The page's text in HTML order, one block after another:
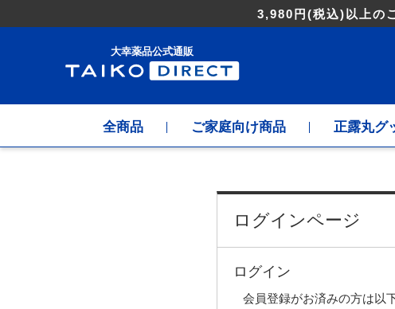
3,980円 (税込) 以上の
大幸薬品公式通販
全商品 ご家庭向け商品 正露丸グ
ログインページ
ログイン
会員登録がお済みの方は以